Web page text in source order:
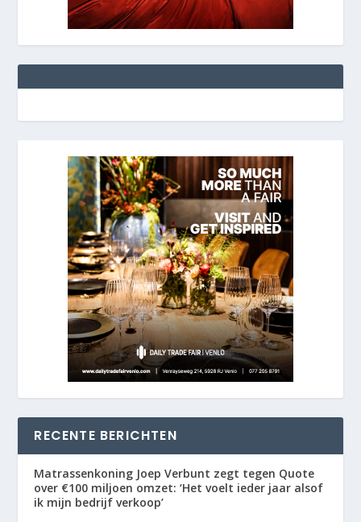
RECENTE BERICHTEN
Matrassenkoning Joep Verbunt zegt tegen Quote
over €100 miljoen omzet: ‘Het voelt ieder jaar alsof
ik mijn bedrijf verkoop’